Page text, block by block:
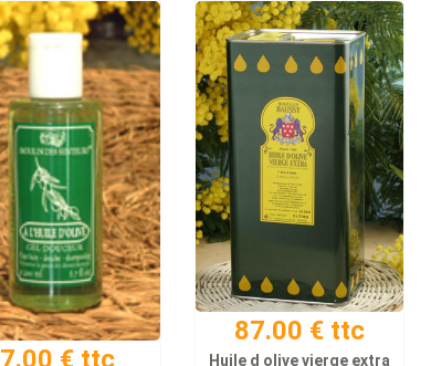
7.00 € ttc
87.00 € ttc
Huile d olive vierge extra